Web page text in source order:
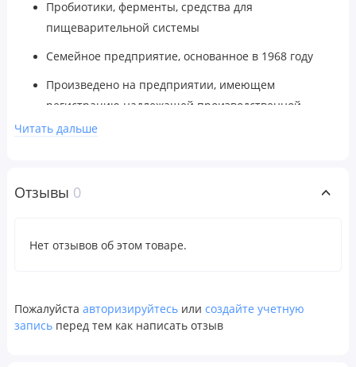
Пробиотики, ферменты, средства для
пищеварительной системы
Семейное предприятие, основанное в 1968 году
Произведено на предприятии, имеющем
регистрацию надлежащей производственной
практики (GMP)
помогает поддерживать нормальную работу кишечника.
поддержания здорового уровня липидов в сыворотке
упражнений.
Читать дальше
Отзывы 0
Нет отзывов об этом товаре.
Пожалуйста авторизируйтесь или создайте учетную
запись перед тем как написать отзыв